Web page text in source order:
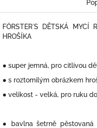
FÖRSTER´S DĚTSKÁ
HROŠÍKA
● super jemná, pro citlivou
● s roztomilým obrázkem
● velikost - velká, pro ruku
● bavlna šetrně pěstovaná